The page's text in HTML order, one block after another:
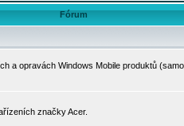
Fórum
a opravách Windows Mobile produktů
značky Acer.